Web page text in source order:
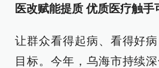
医改赋能提质 优质医疗触手
让群众看得起病、看得好
目标。今年，乌海市持续